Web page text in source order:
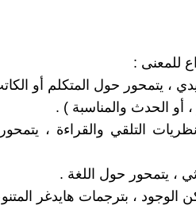
للمعنى :
الحدث والمناسبة ) .
التلقي والقراءة ،
الوجود ، بترجمات هايدغر